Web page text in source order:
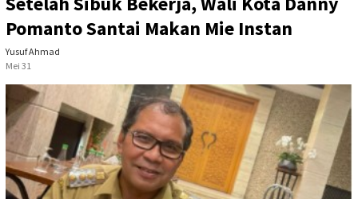
Pomanto Santai Makan Mie Instan
Yusuf Ahmad
Mei 31